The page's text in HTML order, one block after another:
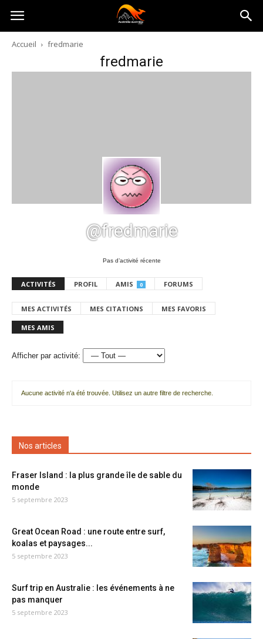
Australia-
australie.com
Accueil fredmarie
fredmarie
@fredmarie
Pas d’activité récente
ACTIVITÉS PROFIL AMIS 0 FORUMS
MES ACTIVITÉS MES CITATIONS MES FAVORIS
MES AMIS
Afficher par activité:
Aucune activité n'a été trouvée. Utilisez un autre filtre de recherche.
Nos articles
Fraser Island : la plus grande île de sable du
monde
5 septembre 2023
Great Ocean Road : une route entre surf,
koalas et paysages...
5 septembre 2023
Surf trip en Australie : les événements à ne
pas manquer
5 septembre 2023